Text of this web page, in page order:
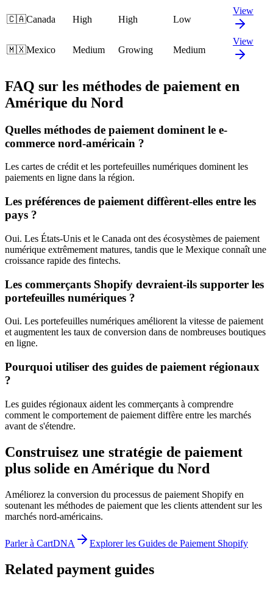
🇨🇦Canada High High Low
View
🇲🇽Mexico Medium Growing Medium
View
FAQ sur les méthodes de paiement en
Amérique du Nord
Quelles méthodes de paiement dominent le e-
commerce nord-américain ?
Les cartes de crédit et les portefeuilles numériques dominent les
paiements en ligne dans la région.
Les préférences de paiement diffèrent-elles entre les
pays ?
Oui. Les États-Unis et le Canada ont des écosystèmes de paiement
numérique extrêmement matures, tandis que le Mexique connaît une
croissance rapide des fintechs.
Les commerçants Shopify devraient-ils supporter les
portefeuilles numériques ?
Oui. Les portefeuilles numériques améliorent la vitesse de paiement
et augmentent les taux de conversion dans de nombreuses boutiques
en ligne.
Pourquoi utiliser des guides de paiement régionaux
?
Les guides régionaux aident les commerçants à comprendre
comment le comportement de paiement diffère entre les marchés
avant de s'étendre.
Construisez une stratégie de paiement
plus solide en Amérique du Nord
Améliorez la conversion du processus de paiement Shopify en
soutenant les méthodes de paiement que les clients attendent sur les
marchés nord-américains.
Parler à CartDNA Explorer les Guides de Paiement Shopify
Related payment guides